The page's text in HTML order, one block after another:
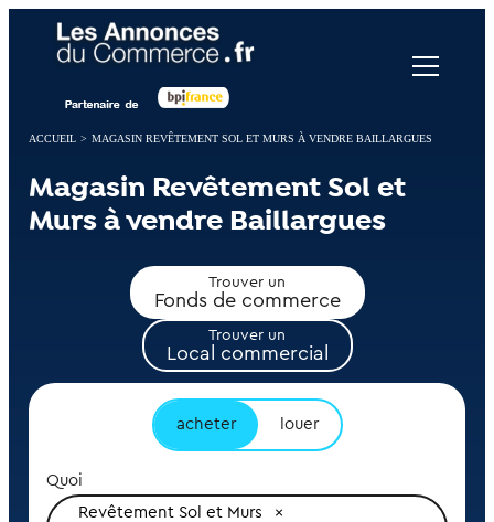
ACCUEIL > MAGASIN REVÊTEMENT SOL ET MURS À VENDRE BAILLARGUES
Magasin Revêtement Sol et
Murs à vendre Baillargues
Trouver un
Fonds de commerce
Trouver un
Local commercial
acheter louer
Quoi
Revêtement Sol et Murs
Panneau de gestion des cookies